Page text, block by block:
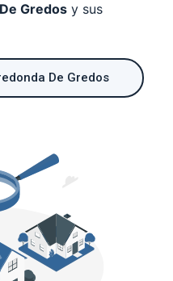
Gredos y sus
De Gredos